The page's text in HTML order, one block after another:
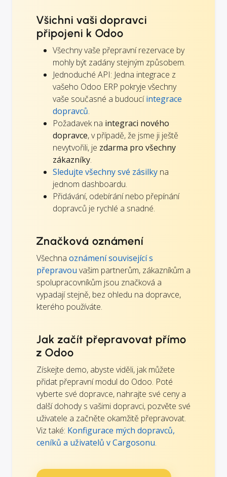
Všichni vaši dopravci
připojeni k Odoo
Všechny vaše přepravní rezervace by
mohly být zadány stejným způsobem.
Jednoduché API: Jedna integrace z
vašeho Odoo ERP pokryje všechny
vaše současné a budoucíintegrace
dopravců.
Požadavek na integraci nového
dopravce, v případě, že jsme ji ještě
nevytvořili, je zdarma pro všechny
zákazníky.
Sledujte všechny své zásilky na
jednom dashboardu.
Přidávání, odebírání nebo přepínání
dopravců je rychlé a snadné.
Značková oznámení
Všechna oznámení související s
přepravou vašim partnerům, zákazníkům a
spolupracovníkům jsou značková a
vypadají stejně, bez ohledu na dopravce,
kterého používáte.
Jak začít přepravovat přímo
z Odoo
Získejte demo, abyste viděli, jak můžete
přidat přepravní modul do Odoo. Poté
vyberte své dopravce, nahrajte své ceny a
další dohody s vašimi dopravci, pozvěte své
uživatele a začněte okamžitě přepravovat.
Viz také: Konfigurace mých dopravců,
ceníků a uživatelů v Cargosonu.